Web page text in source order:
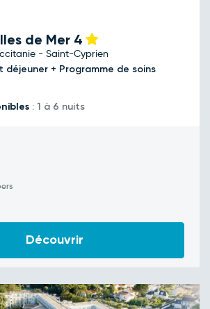
de Mer 4
- Saint-Cyprien
déjeuner + Programme de soins
: 1 à 6 nuits
Découvrir